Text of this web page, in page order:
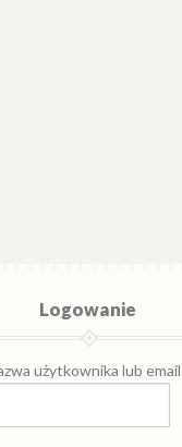
Logowanie
użytkownika lub email